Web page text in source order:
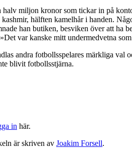
halv miljon kronor som tickar in på
hälften kamelhår i handen.
han butiken, besviken över att ha
var kanske mitt undermedvetna
andra fotbollsspelares märkliga
blivit fotbollsstjärna.
in här.
är skriven av Joakim Forsell.